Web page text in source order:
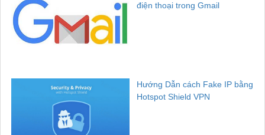
điện thoại trong Gmail
Hướng Dẫn cách Fake IP bằng
Hotspot Shield VPN